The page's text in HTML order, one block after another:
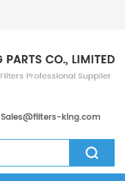
Sales@filters-king.com